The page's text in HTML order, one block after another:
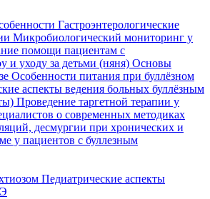
Гастроэнтерологические
Микробиологический мониторинг у
помощи пациентам с
и уходу за детьми (няня) Основы
Особенности питания при буллёзном
аспекты ведения больных буллёзным
Проведение таргетной терапии у
о современных методиках
десмургии при хронических и
у пациентов с буллезным
Педиатрические аспекты